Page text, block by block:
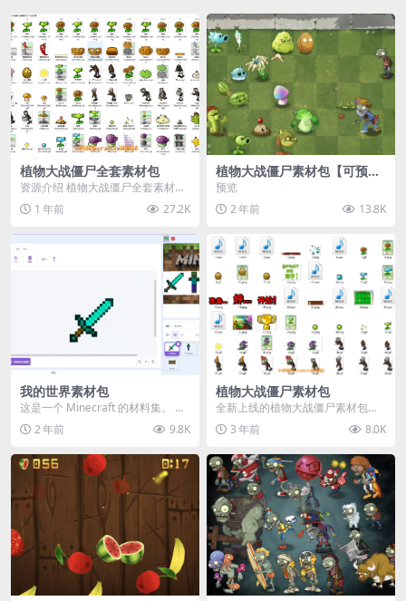
植物大战僵尸全套素材包
资源介绍 植物大战僵尸全套素材
包，包含227个丰富多样的素材，
涵盖角色、背景、动...
1 年前 27.2K
植物大战僵尸素材包【可预
览】
预览
2 年前
13.8K
我的世界素材包
这是一个 Minecraft 的材料集。 操
作方法如下： 工具 → 右箭头 怪物...
2 年前 9.8K
植物大战僵尸素材包
全新上线的植物大战僵尸素材包，
内含48个精选资源，涵盖角色、场
景、音效等多样内容...
3 年前 8.0K